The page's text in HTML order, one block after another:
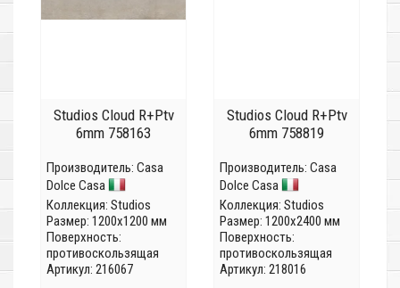
Studios Cloud R+Ptv
6mm 758163
Производитель: Casa
Dolce Casa
Коллекция: Studios
Размер: 1200x1200 мм
Поверхность:
противоскользящая
Артикул: 216067
Studios Cloud R+Ptv
6mm 758819
Производитель: Casa
Dolce Casa
Коллекция: Studios
Размер: 1200x2400 мм
Поверхность:
противоскользящая
Артикул: 218016